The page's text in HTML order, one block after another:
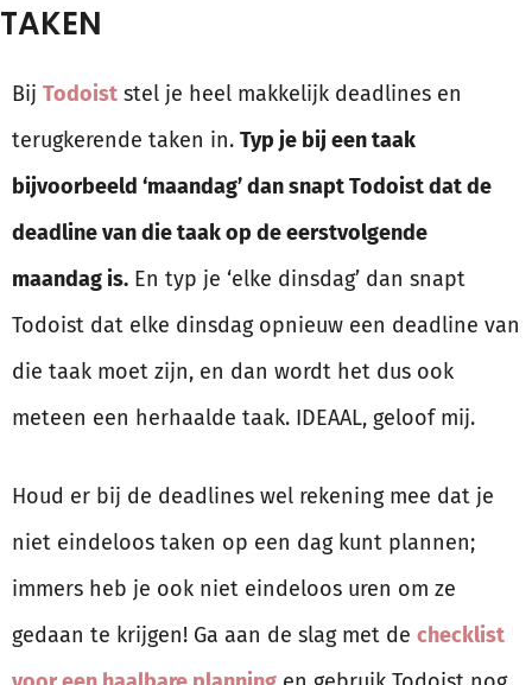
TAKEN
Bij Todoist stel je heel makkelijk deadlines en
terugkerende taken in. Typ je bij een taak
bijvoorbeeld ‘maandag’ dan snapt Todoist dat de
deadline van die taak op de eerstvolgende
maandag is. En typ je ‘elke dinsdag’ dan snapt
Todoist dat elke dinsdag opnieuw een deadline van
die taak moet zijn, en dan wordt het dus ook
meteen een herhaalde taak. IDEAAL, geloof mij.
Houd er bij de deadlines wel rekening mee dat je
niet eindeloos taken op een dag kunt plannen;
immers heb je ook niet eindeloos uren om ze
gedaan te krijgen! Ga aan de slag met de checklist